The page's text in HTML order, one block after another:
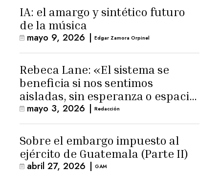
IA: el amargo y sintético futuro
de la música
mayo 9, 2026 | Edgar Zamora Orpinel
Rebeca Lane: «El sistema se
beneficia si nos sentimos
aisladas, sin esperanza o espacio
para la ternura»
mayo 3, 2026 | Redacción
Sobre el embargo impuesto al
ejército de Guatemala (Parte II)
abril 27, 2026 | GAM